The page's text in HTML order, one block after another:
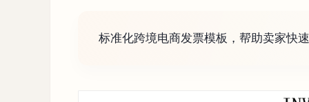
标准化跨境电商发票模板，帮助卖家快